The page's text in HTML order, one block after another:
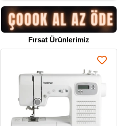
Fırsat Ürünlerimiz